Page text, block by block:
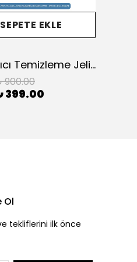
SEPETE EKLE
Arındırıcı Temizleme Jeli – Yağlı, Karma ve Kuru Ciltler İçin
900.00
399.00
Ol
tekliflerini ilk önce